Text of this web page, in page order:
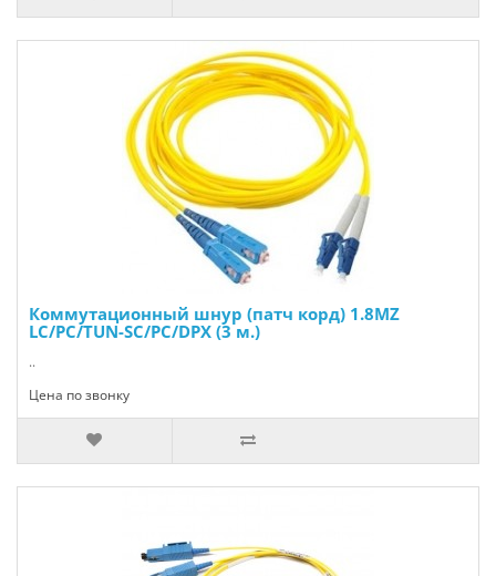
Коммутационный шнур (патч корд) 1.8MZ
LC/PC/TUN-SC/PC/DPX (3 м.)
..
Цена по звонку